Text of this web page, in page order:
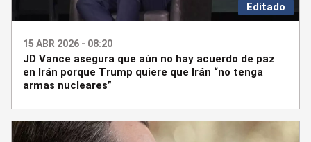
Editado
15 ABR 2026 - 08:20
JD Vance asegura que aún no hay acuerdo de paz
en Irán porque Trump quiere que Irán “no tenga
armas nucleares”